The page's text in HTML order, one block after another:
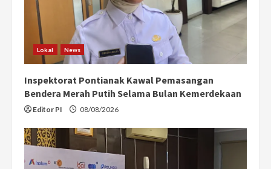
Lokal News
Inspektorat Pontianak Kawal Pemasangan
Bendera Merah Putih Selama Bulan Kemerdekaan
Editor PI 08/08/2026